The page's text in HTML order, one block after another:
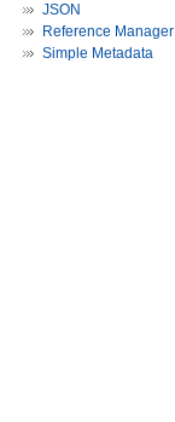
JSON
Reference Manager
Simple Metadata